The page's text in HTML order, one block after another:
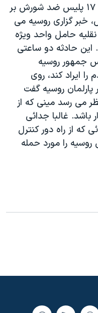
در مرکز جمهوری چچن، دست کم ۱۷ پليس ضد شورش بر
خبر گزاری روسيه می
حامل واحد ويژه
اين حادثه دو ساعتی
جمهور روسيه
ايراد کند، روی
پارلمان روسيه گفت
می رسد مينی که از
باشد. غالبا جدائی
که از راه دور کنترل
را مورد حمله